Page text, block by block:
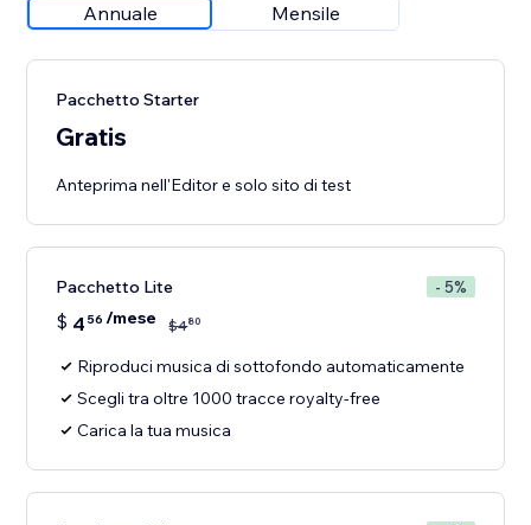
Annuale Mensile
Pacchetto Starter
Gratis
Anteprima nell'Editor e solo sito di test
Pacchetto Lite - 5%
$ 4 56 /mese $480
Riproduci musica di sottofondo automaticamente
Scegli tra oltre 1000 tracce royalty-free
Carica la tua musica